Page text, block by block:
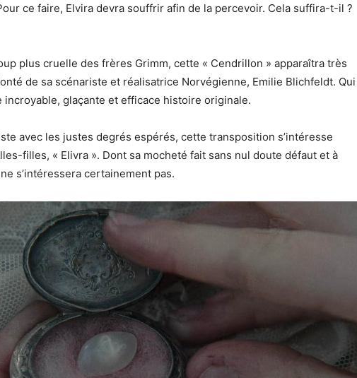
ce faire, Elvira devra souffrir afin de la percevoir. Cela suffira-t-il ?
plus cruelle des frères Grimm, cette « Cendrillon » apparaîtra très
de sa scénariste et réalisatrice Norvégienne, Emilie Blichfeldt. Qui
glaçante et efficace histoire originale.
avec les justes degrés espérés, cette transposition s’intéresse
filles, « Elivra ». Dont sa mocheté fait sans nul doute défaut et à
s’intéressera certainement pas.